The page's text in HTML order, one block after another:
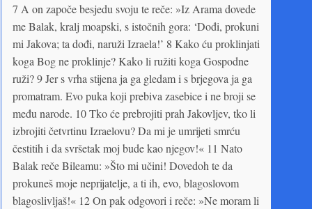
7 A on započe besjedu svoju te reče: »Iz Arama dovede
me Balak, kralj moapski, s istočnih gora: ‘Dođi, prokuni
mi Jakova; ta dođi, naruži Izraela!’ 8 Kako ću proklinjati
koga Bog ne proklinje? Kako li ružiti koga Gospodne
ruži? 9 Jer s vrha stijena ja ga gledam i s brjegova ja ga
promatram. Evo puka koji prebiva zasebice i ne broji se
među narode. 10 Tko će prebrojiti prah Jakovljev, tko li
izbrojiti četvrtinu Izraelovu? Da mi je umrijeti smrću
čestitih i da svršetak moj bude kao njegov!« 11 Nato
Balak reče Bileamu: »Što mi učini! Dovedoh te da
prokuneš moje neprijatelje, a ti ih, evo, blagoslovom
blagoslivljaš!« 12 On pak odgovori i reče: »Ne moram li